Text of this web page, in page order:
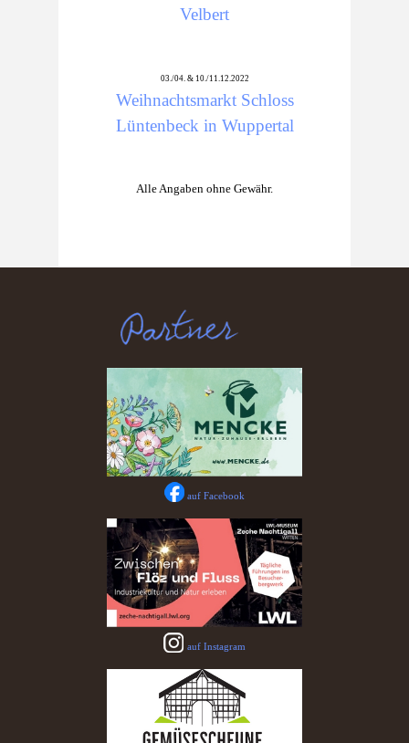
Velbert
03./04. & 10./11.12.2022
Weihnachtsmarkt Schloss
Lüntenbeck in Wuppertal
Alle Angaben ohne Gewähr.
auf Instagram
auf Facebook